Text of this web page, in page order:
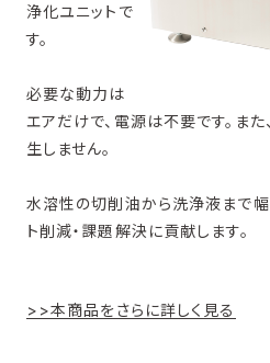
浄化ユニットで
す。
必要な動力は
エアだけで、電源は不要です。ま
生しません。
水溶性の切削油から洗浄液まで幅
ト削減・課題解決に貢献します。
>>本商品をさらに詳しく見る